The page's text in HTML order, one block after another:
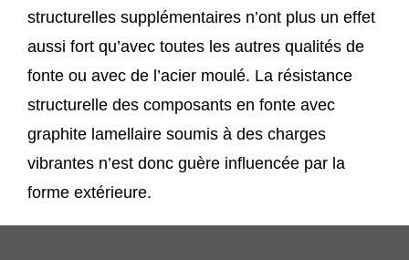
structurelles supplémentaires n’ont plus un effet
aussi fort qu’avec toutes les autres qualités de
fonte ou avec de l’acier moulé. La résistance
structurelle des composants en fonte avec
graphite lamellaire soumis à des charges
vibrantes n’est donc guère influencée par la
forme extérieure.